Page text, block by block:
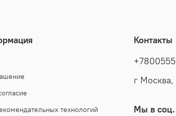
технологий
Контакты
г Москва,
Мы в соц.